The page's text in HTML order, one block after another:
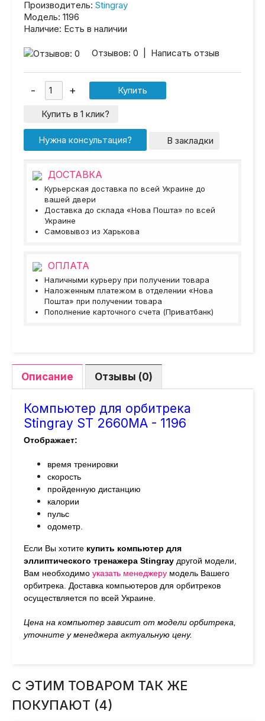
Производитель: Stingray
Модель: 1196
Наличие: Есть в наличии
Отзывов: 0 Написать отзыв
Купить в 1 клик?
Нужна консультация? В закладки
ДОСТАВКА
Курьерская доставка по всей Украине до
вашей двери
Доставка до склада «Нова Пошта» по всей
Украине
Самовывоз из Харькова
ОПЛАТА
Наличными курьеру при получении товара
Наложенным платежом в отделении «Нова
Пошта» при получении товара
Пополнение карточного счета (Приватбанк)
Описание Отзывы (0)
Компьютер для орбитрека
Stingray ST 2660MA - 1196
Отображает:
время тренировки
скорость
пройденную дистанцию
калории
пульс
одометр.
Если Вы хотите купить компьютер для
эллиптического тренажера Stingray другой модели,
Вам необходимо указать менеджеру модель Вашего
орбитрека. Доставка компьютеров для орбитреков
осуществляется по всей Украине.
Цена на компьютер зависит от модели орбитрека,
уточните у менеджера актуальную цену.
С ЭТИМ ТОВАРОМ ТАК ЖЕ
ПОКУПАЮТ (4)